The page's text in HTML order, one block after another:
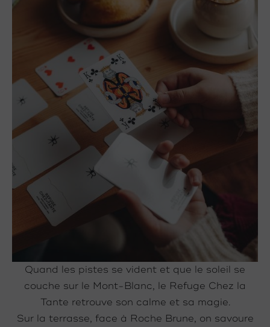
Quand les pistes se vident et que le soleil se
couche sur le Mont-Blanc, le Refuge Chez la
Tante retrouve son calme et sa magie.
Sur la terrasse, face à Roche Brune, on savoure